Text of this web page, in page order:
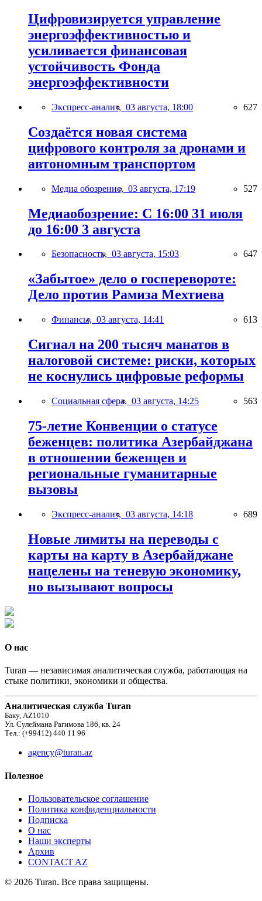
Цифровизируется управление
энергоэффективностью и
усиливается финансовая
устойчивость Фонда
энергоэффективности
Экспресс-анализ, 03 августа, 18:00 627
Создаётся новая система
цифрового контроля за дронами и
автономным транспортом
Медиа обозрение, 03 августа, 17:19 527
Медиаобозрение: С 16:00 31 июля
до 16:00 3 августа
Безопасность, 03 августа, 15:03 647
«Забытое» дело о госперевороте:
Дело против Рамиза Мехтиева
Финансы, 03 августа, 14:41 613
Сигнал на 200 тысяч манатов в
налоговой системе: риски, которых
не коснулись цифровые реформы
Социальная сфера, 03 августа, 14:25 563
75-летие Конвенции о статусе
беженцев: политика Азербайджана
в отношении беженцев и
региональные гуманитарные
вызовы
Экспресс-анализ, 03 августа, 14:18 689
Новые лимиты на переводы с
карты на карту в Азербайджане
нацелены на теневую экономику,
но вызывают вопросы
О нас
Turan — независимая аналитическая служба, работающая на
стыке политики, экономики и общества.
Аналитическая служба Turan
Баку, AZ1010
Ул. Сулеймана Рагимова 186, кв. 24
Тел.: (+99412) 440 11 96
agency@turan.az
Полезное
Пользовательское соглашение
Политика конфиденциальности
Подписка
О нас
Наши эксперты
Архив
CONTACT AZ
© 2026 Turan. Все права защищены.